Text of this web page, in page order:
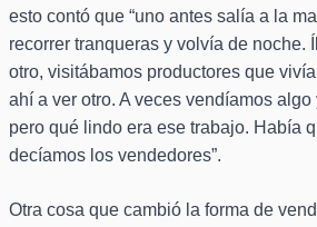
esto contó que “uno antes salía a la
recorrer tranqueras y volvía de noche.
otro, visitábamos productores que
ahí a ver otro. A veces vendíamos
pero qué lindo era ese trabajo. Había
decíamos los vendedores”.
Otra cosa que cambió la forma de